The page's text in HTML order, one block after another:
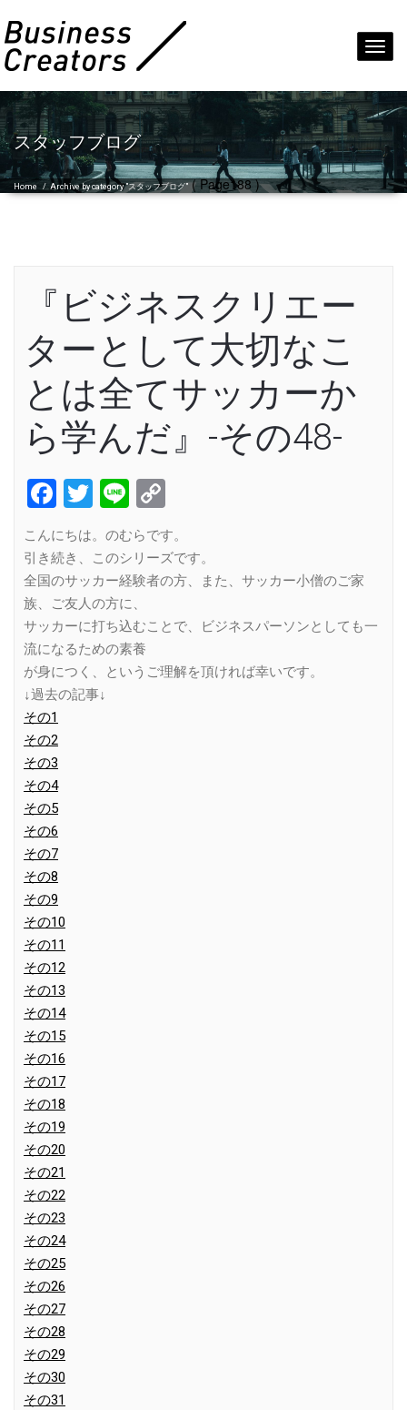
スタッフブログ
Home /Archive by category "スタッフブログ"( Page188 )
『ビジネスクリエー
ターとして大切なこ
とは全てサッカーか
ら学んだ』-その48-
Facebook
Twitter
Line
Link
こんにちは。のむらです。
引き続き、このシリーズです。
全国のサッカー経験者の方、また、サッカー小僧のご家
族、ご友人の方に、
サッカーに打ち込むことで、ビジネスパーソンとしても一
流になるための素養
が身につく、というご理解を頂ければ幸いです。
↓過去の記事↓
その1
その2
その3
その4
その5
その6
その7
その8
その9
その10
その11
その12
その13
その14
その15
その16
その17
その18
その19
その20
その21
その22
その23
その24
その25
その26
その27
その28
その29
その30
その31